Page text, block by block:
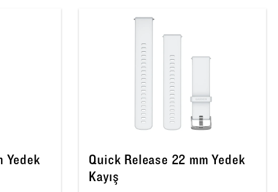
Yedek
Quick Release 22 mm Yedek
Kayış